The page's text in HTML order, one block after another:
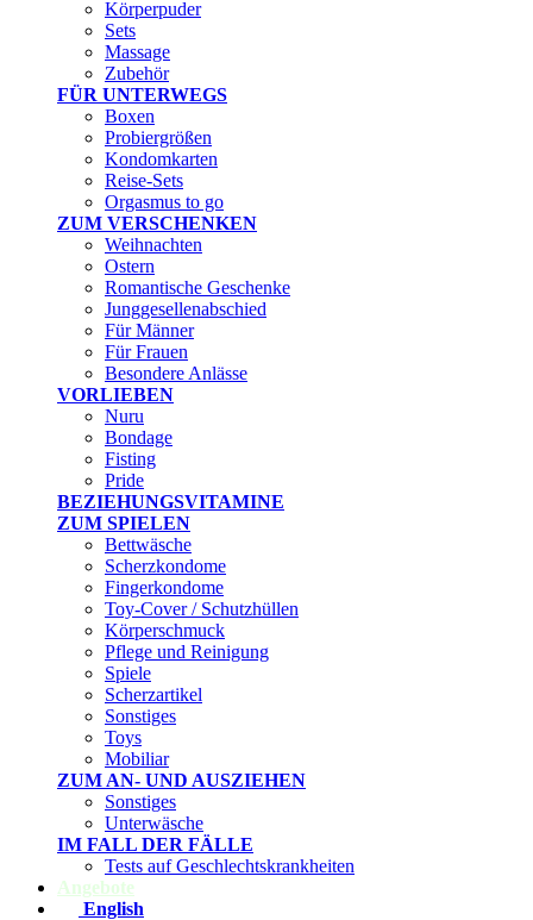
Körperpuder
Sets
Massage
Zubehör
FÜR UNTERWEGS
Boxen
Probiergrößen
Kondomkarten
Reise-Sets
Orgasmus to go
ZUM VERSCHENKEN
Weihnachten
Ostern
Romantische Geschenke
Junggesellenabschied
Für Männer
Für Frauen
Besondere Anlässe
VORLIEBEN
Nuru
Bondage
Fisting
Pride
BEZIEHUNGSVITAMINE
ZUM SPIELEN
Bettwäsche
Scherzkondome
Fingerkondome
Toy-Cover / Schutzhüllen
Körperschmuck
Pflege und Reinigung
Spiele
Scherzartikel
Sonstiges
Toys
Mobiliar
ZUM AN- UND AUSZIEHEN
Sonstiges
Unterwäsche
IM FALL DER FÄLLE
Tests auf Geschlechtskrankheiten
Angebote
English